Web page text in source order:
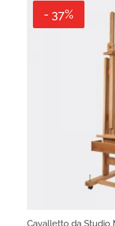
- 37%
Cavalletto da Studio